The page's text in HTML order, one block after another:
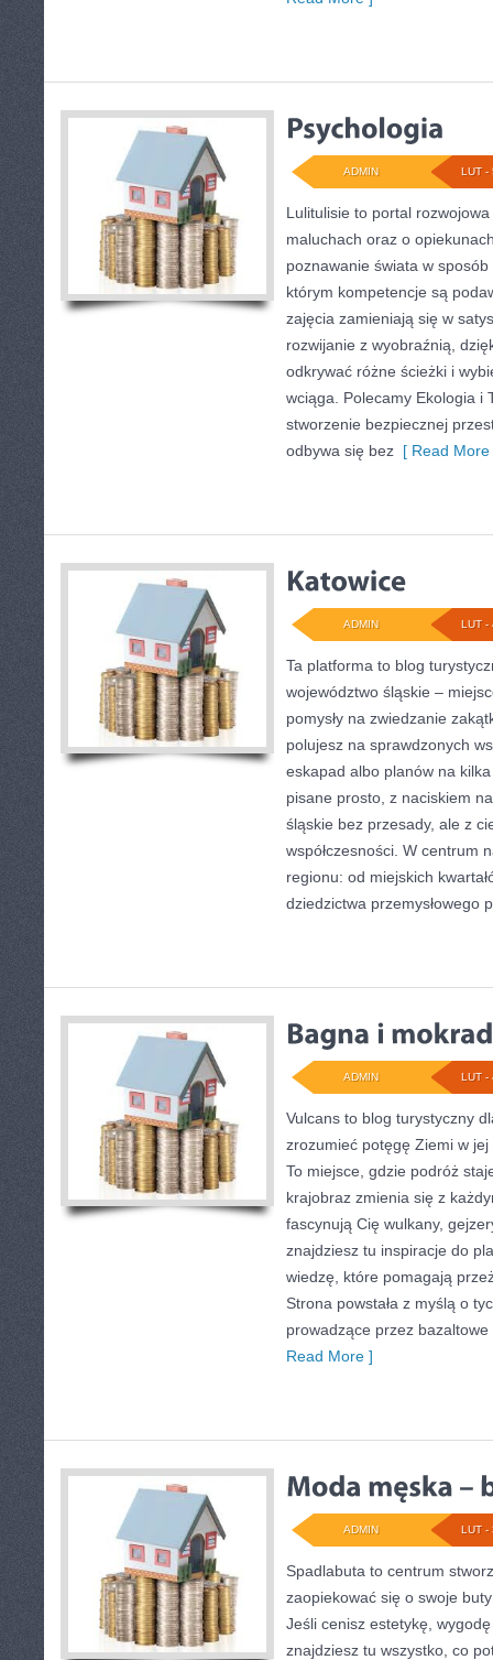
LUT -
ADMIN
Lulitulisie to portal
maluchach oraz o
poznawanie świata w
którym kompetencje są
zajęcia zamieniają się w
rozwijanie z wyobraźnią,
odkrywać różne ścieżki i
wciąga. Polecamy Ekologia i
stworzenie bezpiecznej
odbywa się bez [ Read More
LUT -
ADMIN
Ta platforma to blog
województwo śląskie –
pomysły na zwiedzanie
polujesz na sprawdzonych
eskapad albo planów na
pisane prosto, z naciskiem
śląskie bez przesady, ale z
współczesności. W centrum
regionu: od miejskich
dziedzictwa przemysłowego
LUT -
ADMIN
Vulcans to blog turystyczny
zrozumieć potęgę Ziemi w jej
To miejsce, gdzie podróż
krajobraz zmienia się z
fascynują Cię wulkany,
znajdziesz tu inspiracje do
wiedzę, które pomagają
Strona powstała z myślą o
prowadzące przez bazaltowe
Read More ]
LUT -
ADMIN
Spadlabuta to centrum
zaopiekować się o swoje
Jeśli cenisz estetykę,
znajdziesz tu wszystko, co